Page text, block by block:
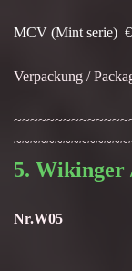
MCV (Mint serie)
Verpackung /
5. Wikinger
Nr.W05